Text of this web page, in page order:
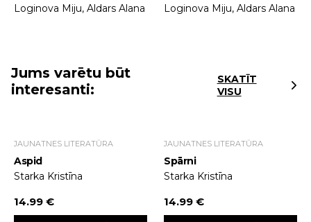
Loginova Miju, Aldars Alana
Loginova Miju, Aldars Alana
Jums varētu būt
interesanti:
SKATĪT
VISU
JAUNATNES LITERATŪRA
Aspid
Starka Kristīna
14.99 €
JAUNATNES LITERATŪRA
Spārni
Starka Kristīna
14.99 €